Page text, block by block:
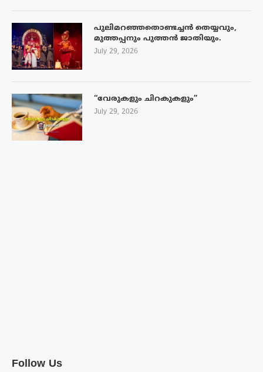
പുലിമറഞ്ഞതൊണ്ടച്ചൻ തെയ്യവും,
മുത്തപ്പനും പുത്തൻ ജാതിയും.
July 29, 2026
“വേരുകളും ചിറകുകളും”
July 29, 2026
Follow Us